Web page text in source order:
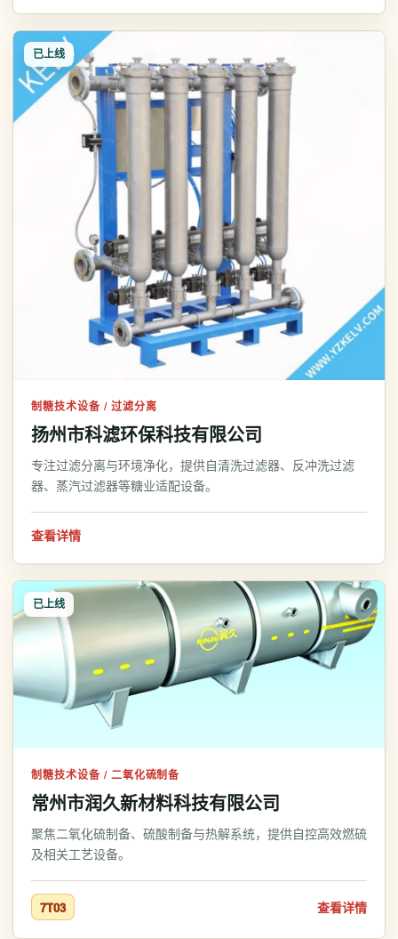
已上线
制糖技术设备 / 过滤分离
扬州市科滤环保科技有限公司
专注过滤分离与环境净化，提供自清洗过滤器、反冲洗过滤
器、蒸汽过滤器等糖业适配设备。
查看详情
已上线
制糖技术设备 / 二氧化硫制备
常州市润久新材料科技有限公司
聚焦二氧化硫制备、硫酸制备与热解系统，提供自控高效燃硫
及相关工艺设备。
7T03 查看详情